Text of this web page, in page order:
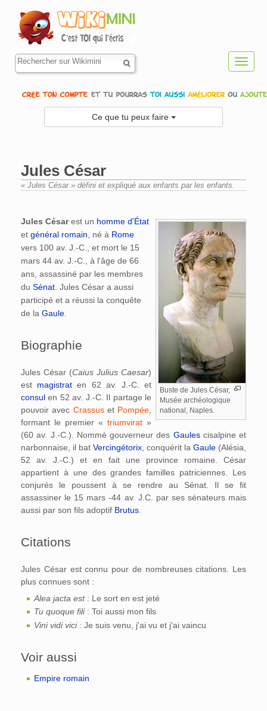
Ce que tu peux faire
Jules César
« Jules César » défini et expliqué aux enfants par les enfants.
Buste de Jules César,
Musée archéologique
national, Naples.
Jules Césarest un homme d'État
et général romain , né à Rome
vers 100 av. J.-C., et mort le 15
mars 44 av. J.-C., à l'âge de 66
ans, assassiné par les membres
du Sénat . Jules César a aussi
participé et a réussi la conquête
de la Gaule
Biographie
Jules César (Caius Julius Caesar)
est magistrat en 62 av. J.-C. et
consul en 52 av. J.-C. Il partage le
pouvoir avec Crassuset Pompée
formant le premier « triumvirat »
(60 av. J.-C.). Nommé gouverneur des Gaulescisalpine et
narbonnaise, il bat Vercingétorix , conquérit la Gaule (Alésia,
52 av. J.-C.) et en fait une province romaine. César
appartient à une des grandes familles patriciennes. Les
conjurés le poussent à se rendre au Sénat. Il se fit
assassiner le 15 mars -44 av. J.C. par ses sénateurs mais
aussi par son fils adoptif Brutus
Citations
Jules César est connu pour de nombreuses citations. Les
plus connues sont :
Alea jacta est: Le sort en est jeté
Tu quoque fili: Toi aussi mon fils
Vini vidi vici: Je suis venu, j'ai vu et j'ai vaincu
Voir aussi
Empire romain